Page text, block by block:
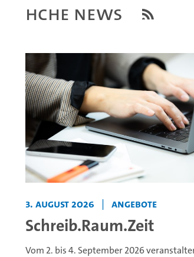
HCHE News
3. August 2026 | Angebote
Schreib.Raum.Zeit
Vom 2. bis 4. September 2026